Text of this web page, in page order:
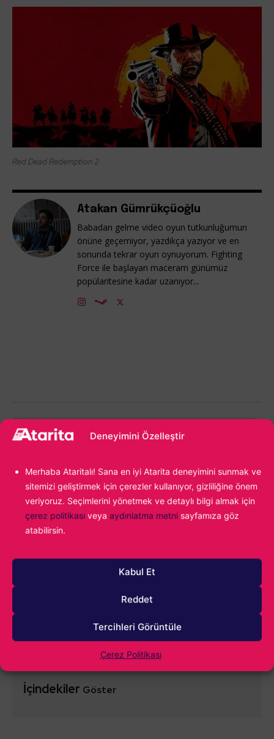
Deneyimini Özelleştir
Merhaba Ataritalı! Sana en iyi Atarita deneyimini sunmak ve
sitemizi geliştirmek için çerezler kullanıyor, gizliliğine önem
veriyoruz. Seçimlerini yönetmek ve detaylı bilgi almak için
çerez politikası veya aydınlatma metni sayfamıza göz
atabilirsin.
Kabul Et
Reddet
Tercihleri Görüntüle
Çerez Politikası
Red Dead Redemption 2
Atakan Gümrükçüoğlu
Babadan gelme video oyun tutkunluğumun
önüne geçemiyor, yazdıkça yazıyor ve en
sonunda tekrar oyun oynuyorum. Fighting
Force ile başlayan maceram günümüz
popülaritesine kadar uzanıyor...
0YORUM
İçindekiler Göster